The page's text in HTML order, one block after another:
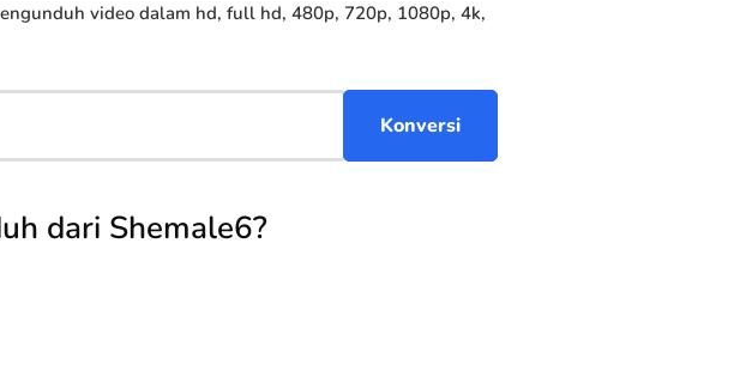
video dalam hd, full hd, 480p, 720p, 1080p, 4k,
dari Shemale6?